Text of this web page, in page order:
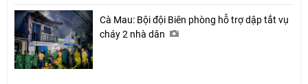
Cà Mau: Bội đội Biên phòng hỗ trợ dập tắt vụ
cháy 2 nhà dân